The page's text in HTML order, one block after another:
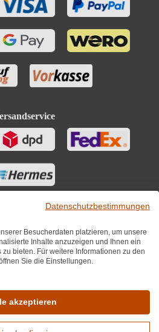
Datenschutzbestimmungen
Besucherdaten platzieren, um unsere
Inhalte anzuzeigen und Ihnen ein
bieten. Für weitere Informationen zu den
Sie die Einstellungen.
akzeptieren